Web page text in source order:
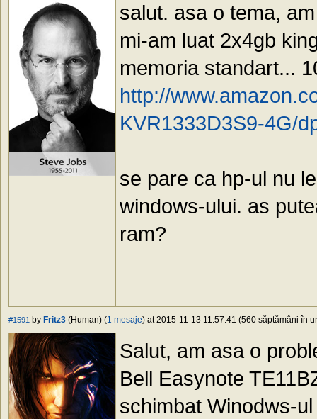
salut. asa o tema,
mi-am luat 2x4gb
memoria standart...
http://
KVR1333D3S9-4G/
se pare ca hp-ul nu
windows-ului. as
ram?
#1591 by Fritz3 (Human) (1 mesaje) at 2015-11-13 11:57:41 (560 săptămâni în
Salut, am asa o
Bell Easynote
schimbat Winodws-